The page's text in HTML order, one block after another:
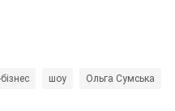
шоу Ольга Сумська